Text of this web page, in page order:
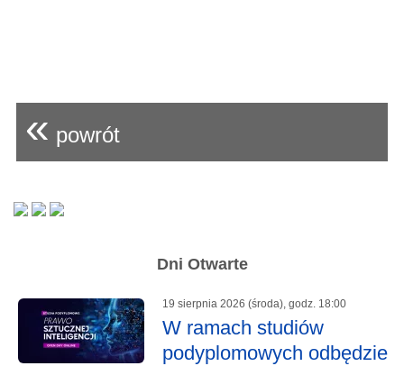
« powrót
Dni Otwarte
19 sierpnia 2026 (środa), godz. 18:00
W ramach studiów
podyplomowych odbędzie